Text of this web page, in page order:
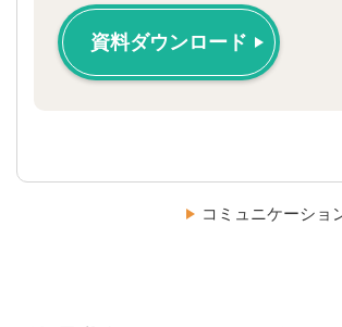
資料ダウンロード
コミュニケーショ